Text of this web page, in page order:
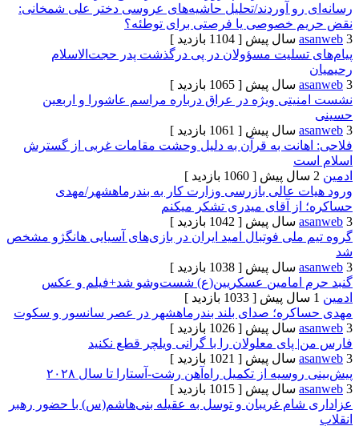
آوردند/تحلیل حاشیه‌های عروسی دختر علی شمخانی:
خصوصی یا فرصتی برای توطئه؟
[ 1104 بازدید ]
مسؤولان در پی درگذشت پدر حجت‌الاسلام
[ 1065 بازدید ]
ویژه در عراق درباره مراسم عاشورا و اربعین
[ 1061 بازدید ]
به قرآن‌ به دلیل وحشت مقامات غربی از گسترش
[ 1060 بازدید ]
عالی بازرسی وزارت کار به بندرماهشهر/مهدی
آقای میدری تشکر میکنم
[ 1042 بازدید ]
فوتبال امید ایران در بازی‌های آسیایی هانگژو مشخص
[ 1038 بازدید ]
امامین عسکریین(ع) شست‌وشو شد+فیلم و عکس
[ 1033 بازدید ]
صدای بلند بندرماهشهر در عصر سانسور و سکوت
[ 1026 بازدید ]
معلولان را با گرانی ویلچر قطع نکنید
[ 1021 بازدید ]
از تکمیل راه‌آهن رشت-آستارا تا سال ‌۲۰۲۸
[ 1015 بازدید ]
غریبان و توسل به عقیله بنی‌هاشم(س) با حضور رهبر